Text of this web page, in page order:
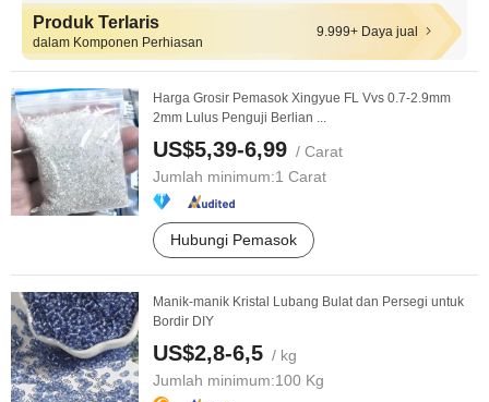
Produk Terlaris
dalam Komponen Perhiasan
9.999+ Daya jual
Harga Grosir Pemasok Xingyue FL Vvs 0.7-2.9mm
2mm Lulus Penguji Berlian ...
US$5,39-6,99 / Carat
Jumlah minimum:1 Carat
Hubungi Pemasok
Manik-manik Kristal Lubang Bulat dan Persegi untuk
Bordir DIY
US$2,8-6,5 / kg
Jumlah minimum:100 Kg